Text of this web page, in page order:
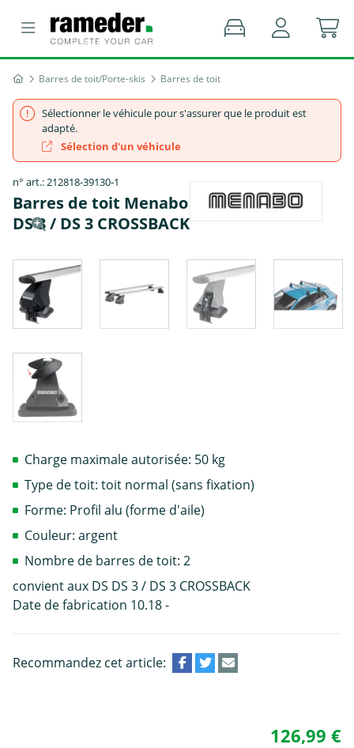
Barres de toit/Porte-skis Barres de toit
Sélectionner le véhicule pour s'assurer que le produit est
adapté.
Sélection d'un véhicule
n° art.: 212818-39130-1
Barres de toit Menabo Omega Plus - DS
DS 3 / DS 3 CROSSBACK
Charge maximale autorisée: 50 kg
Type de toit: toit normal (sans fixation)
Forme: Profil alu (forme d'aile)
Couleur: argent
Nombre de barres de toit: 2
convient aux DS DS 3 / DS 3 CROSSBACK
Date de fabrication 10.18 -
Recommandez cet article:
126,99 €